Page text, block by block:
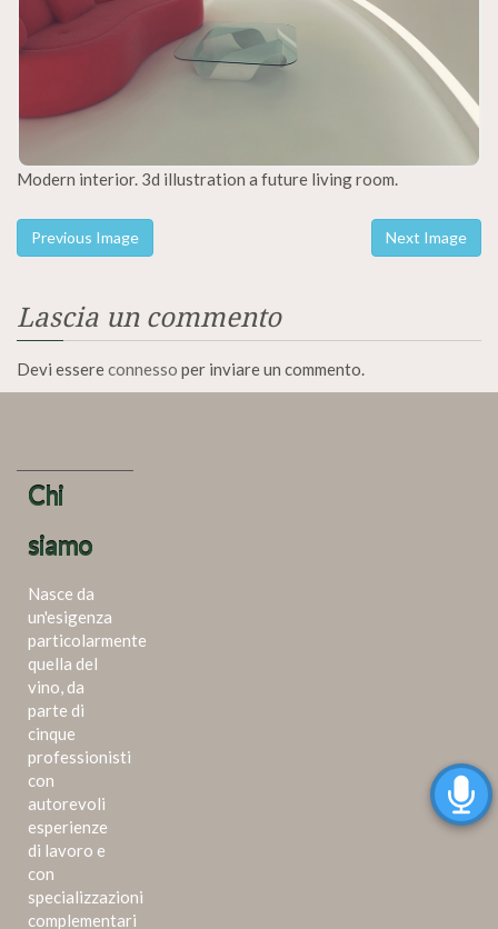
Modern interior. 3d illustration a future living room.
Previous Image Next Image
Lascia un commento
Devi essereconnesso per inviare un commento.
Chi
siamo
Nasce da
un'esigenza
particolarmente
quella del
vino, da
parte di
cinque
professionisti
con
autorevoli
esperienze
di lavoro e
con
specializzazioni
complementari